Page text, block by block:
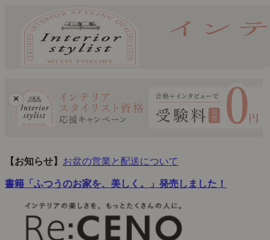
×
【お知らせ】 お盆の営業と配送について
書籍「ふつうのお家を、美しく。」発売しました！